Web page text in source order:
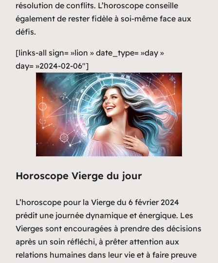
résolution de conflits. L’horoscope conseille
également de rester fidèle à soi-même face aux
défis.
[links-all sign= »lion » date_type= »day »
day= »2024-02-06″]
Horoscope Vierge du jour
L’horoscope pour la Vierge du 6 février 2024
prédit une journée dynamique et énergique. Les
Vierges sont encouragées à prendre des décisions
après un soin réfléchi, à prêter attention aux
relations humaines dans leur vie et à faire preuve